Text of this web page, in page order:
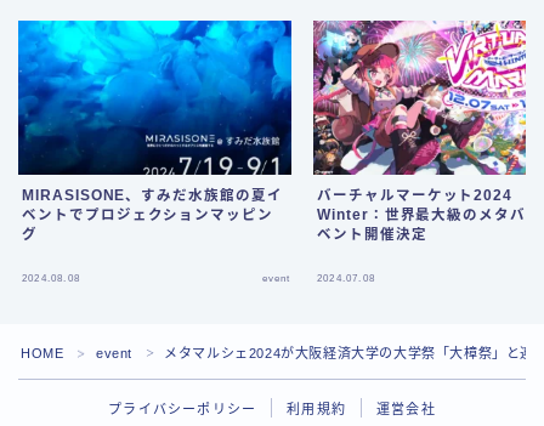
MIRASISONE、すみだ水族館の夏イ
ベントでプロジェクションマッピン
グ
2024.08.08 event
バーチャルマーケット2024
Winter：世界最大級のメタバー
ベント開催決定
2024.07.08
HOME ＞ event ＞ メタマルシェ2024が大阪経済大学の大学祭「大樟祭」と連
プライバシーポリシー 利用規約 運営会社